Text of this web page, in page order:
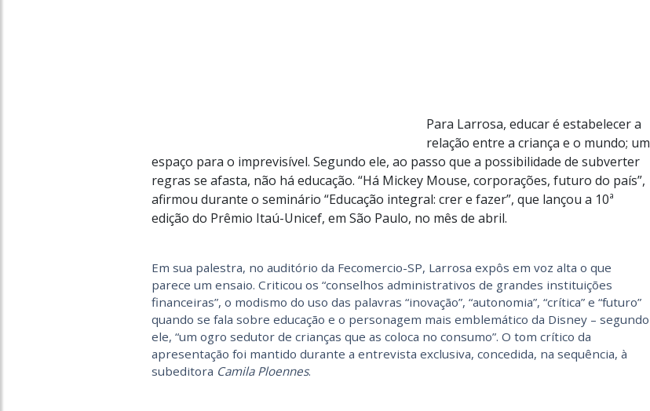
Para Larrosa, educar é estabelecer a
relação entre a criança e o mundo; um
espaço para o imprevisível. Segundo ele, ao passo que a possibilidade de subverter
regras se afasta, não há educação. “Há Mickey Mouse, corporações, futuro do país”,
afirmou durante o seminário “Educação integral: crer e fazer”, que lançou a 10ª
edição do Prêmio Itaú-Unicef, em São Paulo, no mês de abril.
Em sua palestra, no auditório da Fecomercio-SP, Larrosa expôs em voz alta o que
parece um ensaio. Criticou os “conselhos administrativos de grandes instituições
financeiras”, o modismo do uso das palavras “inovação”, “autonomia”, “crítica” e “futuro”
quando se fala sobre educação e o personagem mais emblemático da Disney – segundo
ele, “um ogro sedutor de crianças que as coloca no consumo”. O tom crítico da
apresentação foi mantido durante a entrevista exclusiva, concedida, na sequência, à
subeditora Camila Ploennes.